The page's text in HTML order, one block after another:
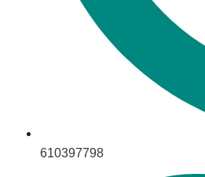
610397798